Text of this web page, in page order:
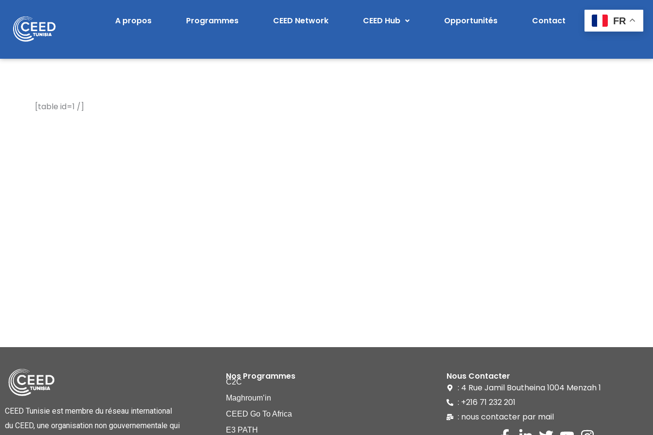
content
A propos Programmes CEED Network CEED Hub Opportunités Contact
[table id=1 /]
CEED Tunisie est membre du réseau international
du CEED, une organisation non gouvernementale qui
Nos Programmes
C2C
Maghroum’in
CEED Go To Africa
E3 PATH
Nous Contacter
: 4 Rue Jamil Boutheina 1004 Menzah 1
: +216 71 232 201
: nous contacter par mail
FR